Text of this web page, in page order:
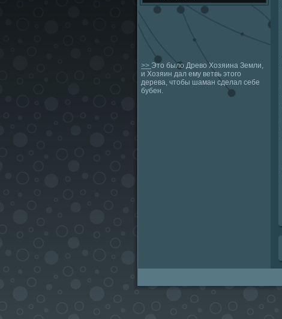
>> Это было Древо Хозяина Земли,
и Хозяин дал ему ветвь этого
дерева, чтобы шаман сделал себе
бубен.